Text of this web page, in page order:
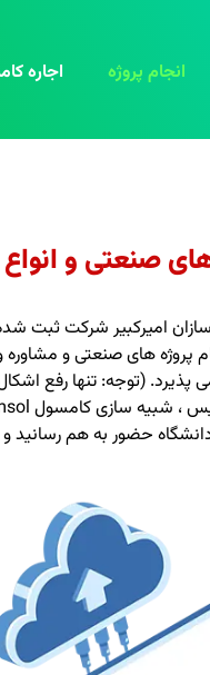
انجام پروژه اجاره
صنعتی و
امیرکبیر شرکت ثبت
های صنعتی و مشاوره
پذیرد. (توجه: تنها رفع
حضور به هم رسانید و